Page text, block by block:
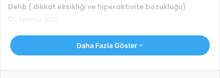
Dehb ( dikkat eksikliği ve hiperaktivite bozukluğu)
1 Temmuz 2022
Daha Fazla Göster